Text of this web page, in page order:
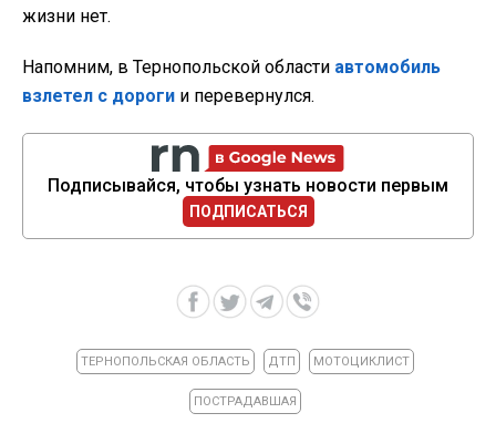
жизни нет.
Напомним, в Тернопольской области автомобиль
взлетел с дороги и перевернулся.
Подписывайся, чтобы узнать новости первым
ПОДПИСАТЬСЯ
ТЕРНОПОЛЬСКАЯ ОБЛАСТЬ ДТП МОТОЦИКЛИСТ
ПОСТРАДАВШАЯ